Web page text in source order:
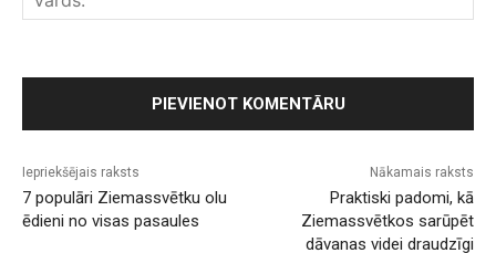
Iepriekšējais raksts
7 populāri Ziemassvētku olu
ēdieni no visas pasaules
Nākamais raksts
Praktiski padomi, kā
Ziemassvētkos sarūpēt
dāvanas videi draudzīgi